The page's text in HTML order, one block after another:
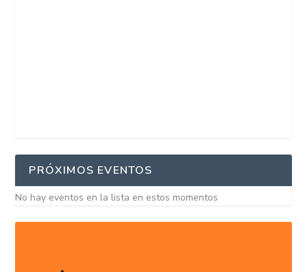
PRÓXIMOS EVENTOS
No hay eventos en la lista en estos momentos